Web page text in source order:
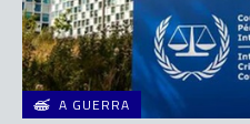
A GUERRA